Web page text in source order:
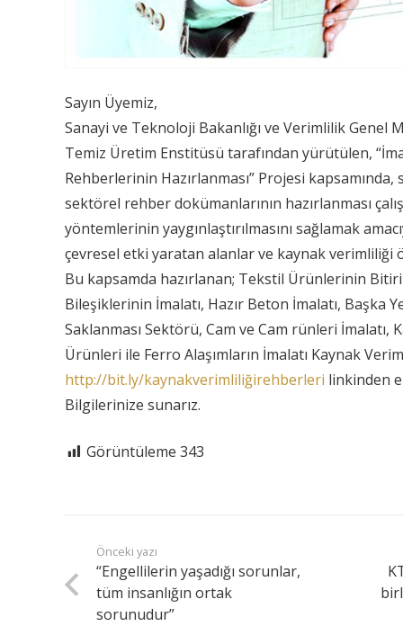
Sayın Üyemiz,
Sanayi ve Teknoloji Bakanlığı ve Verimlilik
Temiz Üretim Enstitüsü tarafından yürütülen,
Rehberlerinin Hazırlanması” Projesi
sektörel rehber dokümanlarının hazırlanması
yöntemlerinin yaygınlaştırılmasını sağlamak
çevresel etki yaratan alanlar ve kaynak
Bu kapsamda hazırlanan; Tekstil Ürünlerinin
Bileşiklerinin İmalatı, Hazır Beton İmalatı, Başka
Saklanması Sektörü, Cam ve Cam rünleri İmalatı,
Ürünleri ile Ferro Alaşımların İmalatı Kaynak
http://bit.ly/kaynakverimliliğirehberleri linkinden
Bilgilerinize sunarız.
Görüntüleme 343
Önceki yazı
“Engellilerin yaşadığı sorunlar,
tüm insanlığın ortak
sorunudur”